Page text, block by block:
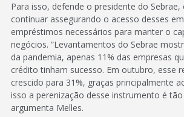
Para isso, defende o presidente do
continuar assegurando o acesso desses
empréstimos necessários para manter o
negócios. “Levantamentos do Sebrae
da pandemia, apenas 11% das empresas
crédito tinham sucesso. Em outubro, esse
crescido para 31%, graças principalmente
isso a perenização desse instrumento é
argumenta Melles.